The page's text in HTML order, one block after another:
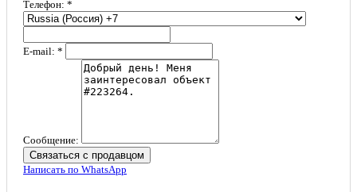
Телефон: *
E-mail: *
Сообщение:
Связаться с продавцом
Написать по WhatsApp